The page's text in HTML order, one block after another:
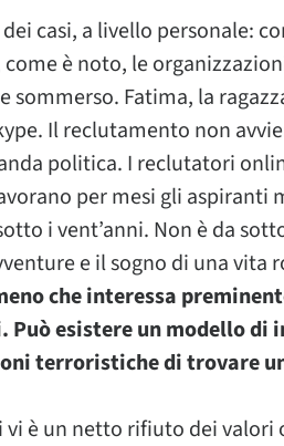
casi, a livello personale:
è noto, le
Fatima, la
Il reclutamento non
politica. I reclutatori
per mesi gli aspiranti
i vent’anni. Non è da
e il sogno di una vita
che interessa
esistere un modello di
terroristiche di trovare
vi è un netto rifiuto dei valori